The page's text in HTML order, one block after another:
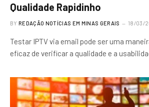
Qualidade Rapidinho
BY REDAÇÃO NOTÍCIAS EM MINAS GERAIS 18/03/
Testar IPTV via email pode ser uma
eficaz de verificar a qualidade e a